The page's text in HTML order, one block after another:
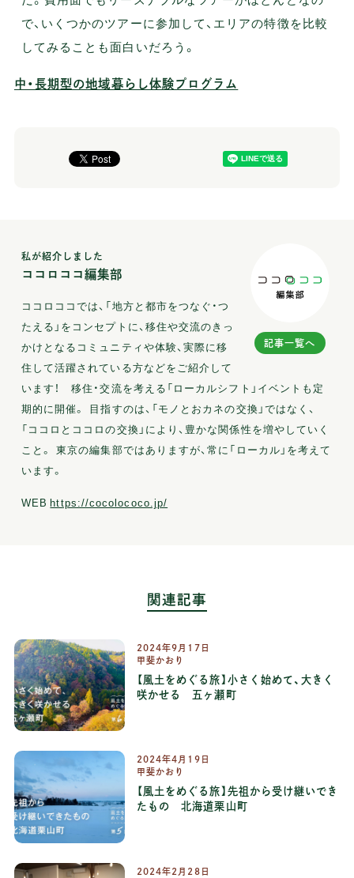
で、いくつかのツアーに参加して、エリアの特徴を比較
してみることも面白いだろう。
中・長期型の地域暮らし体験プログラム
記事一覧へ
私が紹介しました
ココロココ編集部
ココロココでは、「地方と都市をつなぐ・つ
たえる」をコンセプトに、移住や交流のきっ
かけとなるコミュニティや体験、実際に移
住して活躍されている方などをご紹介して
います！ 移住・交流を考える「ローカルシフト」イベントも定
期的に開催。 目指すのは、「モノとおカネの交換」ではなく、
「ココロとココロの交換」により、豊かな関係性を増やしていく
こと。 東京の編集部ではありますが、常に「ローカル」を考えて
います。
WEB https://cocolococo.jp/
関連記事
2024年9月17日
甲斐かおり
【風土をめぐる旅】小さく始めて、大きく
咲かせる 五ヶ瀬町
連載：風土をめぐる旅
2024年4月19日
甲斐かおり
【風土をめぐる旅】先祖から受け継いでき
たもの 北海道栗山町
連載：風土をめぐる旅
2024年2月28日